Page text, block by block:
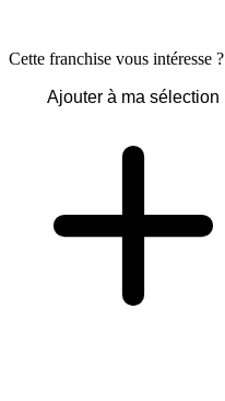
Cette franchise vous intéresse ?
Ajouter à ma sélection